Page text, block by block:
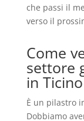
che passi il
verso il
Come
settore
in
È un pilastro
Dobbiamo